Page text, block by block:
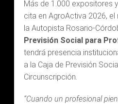
Más de 1.000 expositores
cita en AgroActiva 2026,
la Autopista Rosario-
Previsión Social para
tendrá presencia
a la Caja de Previsión
Circunscripción.
“Cuando un profesional